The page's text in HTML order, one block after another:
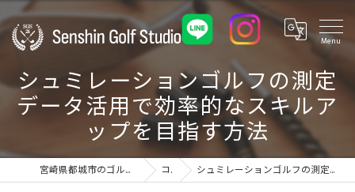
シュミレーションゴルフの測定
データ活用で効率的なスキルア
ップを目指す方法
宮崎県都城市のゴルフ練習場ならSenshin Golf Studio 24 コラム シュミレーションゴルフの測定データ活用で効率的なスキルアップを目指す方法